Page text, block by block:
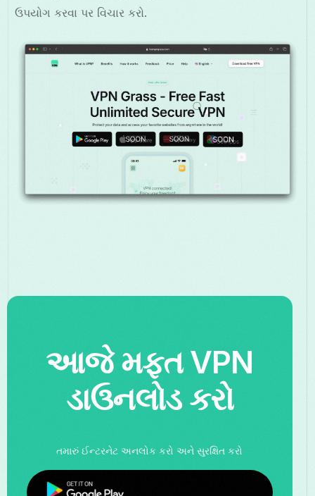
ઉપયોગ કરવા પર વિચાર કરો.
આજે મફત VPN
ડાઉનલોડ કરો
તમારું ઈન્ટરનેટ અનલોક કરો અને સુરક્ષિત કરો